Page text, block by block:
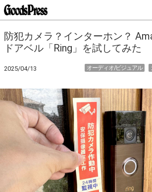
防犯カメラ？インターホン？
ドアベル「Ring」を試してみた
2025/04/13 オーディオ/ビジュアル